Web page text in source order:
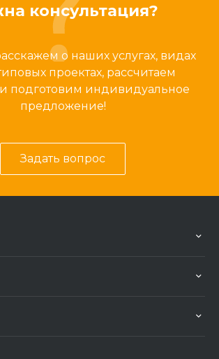
консультация?
о наших услугах, видах
проектах, рассчитаем
подготовим индивидуальное
предложение!
Задать вопрос